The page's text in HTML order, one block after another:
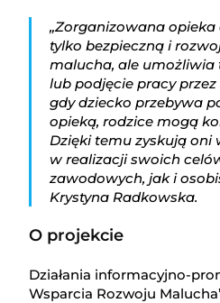
„Zorganizowana
tylko bezpieczną i
malucha, ale umożliwia
lub podjęcie pracy
gdy dziecko przebywa
opieką, rodzice mogą
Dzięki temu zyskują oni
w realizacji swoich
zawodowych, jak i
Krystyna Radkowska.
O projekcie
Działania informacyjno-
Wsparcia Rozwoju